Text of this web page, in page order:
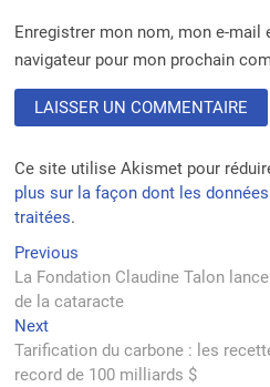
Enregistrer mon nom, mon e-mail
navigateur pour mon prochain
Ce site utilise Akismet pour
plus sur la façon dont les
traitées.
Navigation
de
l’article
Previous
post:
La Fondation Claudine Talon
de la cataracte
NextNext
post:
Tarification du carbone : les
record de 100 milliards $